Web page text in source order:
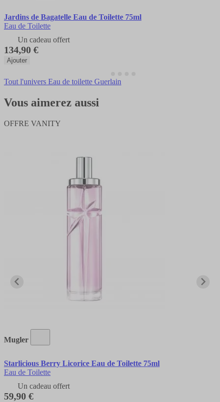
Jardins de Bagatelle Eau de Toilette 75ml
Eau de Toilette
Un cadeau offert
134,90 €
Ajouter
Tout l'univers Eau de toilette Guerlain
Vous aimerez aussi
OFFRE VANITY
Mugler
Starlicious Berry Licorice Eau de Toilette 75ml
Eau de Toilette
Un cadeau offert
59,90 €